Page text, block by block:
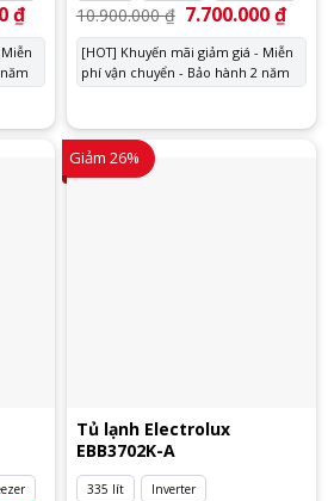
₫.
₫Giá
tại
là:
9.400.000 ₫.
10.900.000₫ Giá
gốc
là:
10.900.000 ₫.
7.700.000₫Giá
tại
là:
[HOT] Khuyến mãi giảm giá - Miễn
phí vận chuyển - Bảo hành 2 năm
Giảm 26%
Tủ lạnh Electrolux
EBB3702K-A
335 lít
Inverter